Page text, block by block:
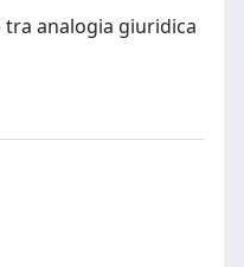
analogia giuridica